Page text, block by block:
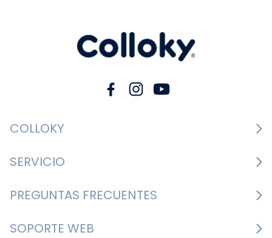
COLLOKY
Guía de tallas Accesorios
SERVICIO
Formulario de contacto
PREGUNTAS FRECUENTES
SOPORTE WEB